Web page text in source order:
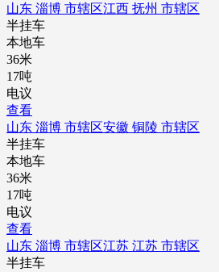
山东 淄博 市辖区江西 抚州 市辖区
半挂车
本地车
36米
17吨
电议
查看
山东 淄博 市辖区安徽 铜陵 市辖区
半挂车
本地车
36米
17吨
电议
查看
山东 淄博 市辖区江苏 江苏 市辖区
半挂车